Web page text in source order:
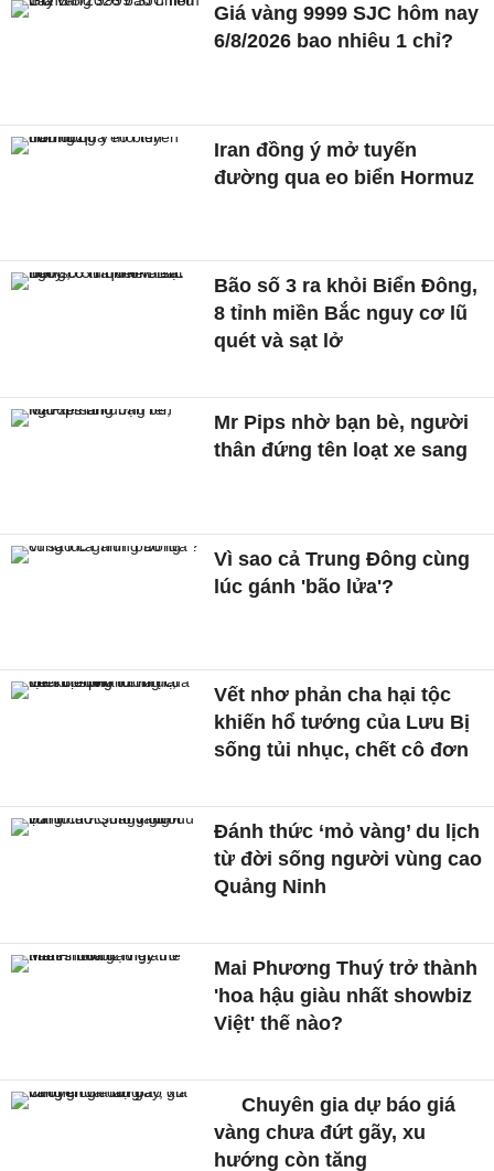
Giá vàng 9999 SJC hôm nay
6/8/2026 bao nhiêu 1 chỉ?
Iran đồng ý mở tuyến
đường qua eo biển Hormuz
Bão số 3 ra khỏi Biển Đông,
8 tỉnh miền Bắc nguy cơ lũ
quét và sạt lở
Mr Pips nhờ bạn bè, người
thân đứng tên loạt xe sang
Vì sao cả Trung Đông cùng
lúc gánh 'bão lửa'?
Vết nhơ phản cha hại tộc
khiến hổ tướng của Lưu Bị
sống tủi nhục, chết cô đơn
Đánh thức ‘mỏ vàng’ du lịch
từ đời sống người vùng cao
Quảng Ninh
Mai Phương Thuý trở thành
'hoa hậu giàu nhất showbiz
Việt' thế nào?
Chuyên gia dự báo giá
vàng chưa đứt gãy, xu
hướng còn tăng